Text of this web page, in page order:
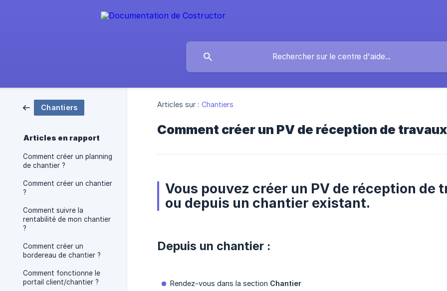
Chantiers
Articles en rapport
Comment créer un planning
de chantier ?
Comment créer un chantier
?
Comment suivre la
rentabilité de mon chantier
?
Comment créer un
bordereau de chantier ?
Comment fonctionne le
portail client/chantier ?
Articles sur : Chantiers
Comment créer un PV de réception de
Vous pouvez créer un PV de réception de
ou depuis un chantier existant.
Depuis un chantier :
Rendez-vous dans la section Chantier